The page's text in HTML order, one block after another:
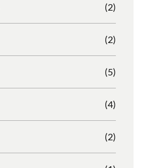
(2)
(2)
(5)
(4)
(2)